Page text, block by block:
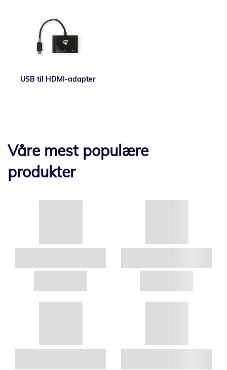
USB til HDMI-adapter
Våre mest populære
produkter